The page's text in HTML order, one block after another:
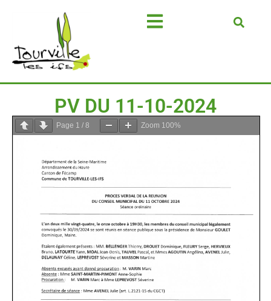
PV DU 11-10-2024
Page 1 / 8 Zoom 100%